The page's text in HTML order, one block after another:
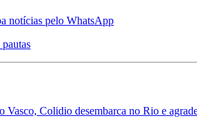
notícias pelo WhatsApp